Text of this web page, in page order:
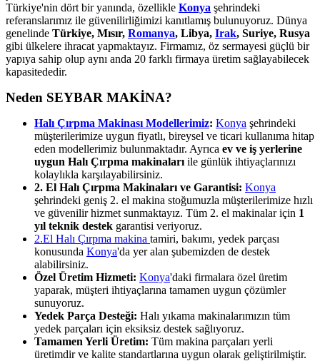
Türkiye'nin dört bir yanında, özellikle Konya şehrindeki
referanslarımız ile güvenilirliğimizi kanıtlamış bulunuyoruz. Dünya
genelinde Türkiye, Mısır, Romanya, Libya, Irak, Suriye, Rusya
gibi ülkelere ihracat yapmaktayız. Firmamız, öz sermayesi güçlü bir
yapıya sahip olup aynı anda 20 farklı firmaya üretim sağlayabilecek
kapasitededir.
Neden SEYBAR MAKİNA?
Halı Çırpma Makinası Modellerimiz: Konya şehrindeki
müşterilerimize uygun fiyatlı, bireysel ve ticari kullanıma hitap
eden modellerimiz bulunmaktadır. Ayrıca ev ve iş yerlerine
uygun Halı Çırpma makinaları ile günlük ihtiyaçlarınızı
kolaylıkla karşılayabilirsiniz.
2. El Halı Çırpma Makinaları ve Garantisi: Konya
şehrindeki geniş 2. el makina stoğumuzla müşterilerimize hızlı
ve güvenilir hizmet sunmaktayız. Tüm 2. el makinalar için 1
yıl teknik destek garantisi veriyoruz.
2.El Halı Çırpma makina tamiri, bakımı, yedek parçası
konusunda Konya'da yer alan şubemizden de destek
alabilirsiniz.
Özel Üretim Hizmeti: Konya'daki firmalara özel üretim
yaparak, müşteri ihtiyaçlarına tamamen uygun çözümler
sunuyoruz.
Yedek Parça Desteği: Halı yıkama makinalarımızın tüm
yedek parçaları için eksiksiz destek sağlıyoruz.
Tamamen Yerli Üretim: Tüm makina parçaları yerli
üretimdir ve kalite standartlarına uygun olarak geliştirilmiştir.